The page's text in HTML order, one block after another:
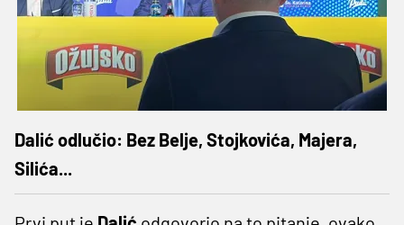
Dalić odlučio: Bez Belje, Stojkovića, Majera,
Silića...